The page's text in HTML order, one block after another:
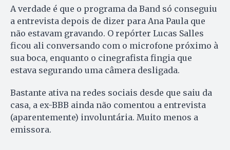
A verdade é que o programa da Band só conseguiu
a entrevista depois de dizer para Ana Paula que
não estavam gravando. O repórter Lucas Salles
ficou ali conversando com o microfone próximo à
sua boca, enquanto o cinegrafista fingia que
estava segurando uma câmera desligada.
Bastante ativa na redes sociais desde que saiu da
casa, a ex-BBB ainda não comentou a entrevista
(aparentemente) involuntária. Muito menos a
emissora.